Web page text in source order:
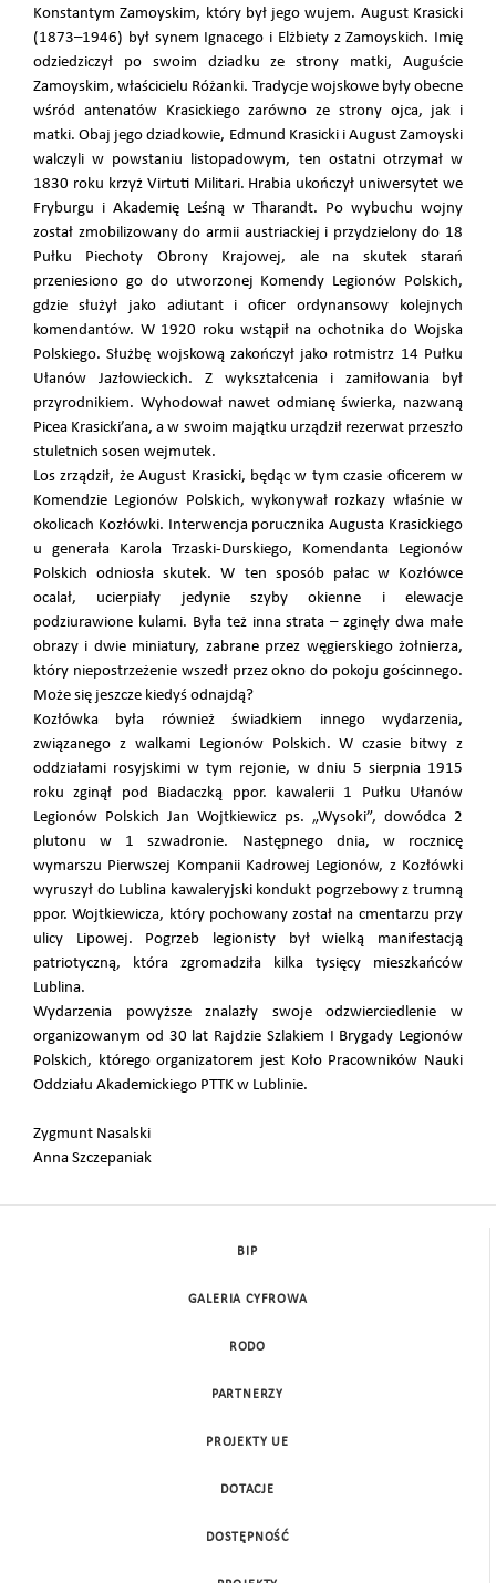
Konstantym Zamoyskim, który był jego wujem. August Krasicki
(1873–1946) był synem Ignacego i Elżbiety z Zamoyskich. Imię
odziedziczył po swoim dziadku ze strony matki, Auguście
Zamoyskim, właścicielu Różanki. Tradycje wojskowe były obecne
wśród antenatów Krasickiego zarówno ze strony ojca, jak i
matki. Obaj jego dziadkowie, Edmund Krasicki i August Zamoyski
walczyli w powstaniu listopadowym, ten ostatni otrzymał w
1830 roku krzyż Virtuti Militari. Hrabia ukończył uniwersytet we
Fryburgu i Akademię Leśną w Tharandt. Po wybuchu wojny
został zmobilizowany do armii austriackiej i przydzielony do 18
Pułku Piechoty Obrony Krajowej, ale na skutek starań
przeniesiono go do utworzonej Komendy Legionów Polskich,
gdzie służył jako adiutant i oficer ordynansowy kolejnych
komendantów. W 1920 roku wstąpił na ochotnika do Wojska
Polskiego. Służbę wojskową zakończył jako rotmistrz 14 Pułku
Ułanów Jazłowieckich. Z wykształcenia i zamiłowania był
przyrodnikiem. Wyhodował nawet odmianę świerka, nazwaną
Picea Krasicki’ana, a w swoim majątku urządził rezerwat przeszło
stuletnich sosen wejmutek.
Los zrządził, że August Krasicki, będąc w tym czasie oficerem w
Komendzie Legionów Polskich, wykonywał rozkazy właśnie w
okolicach Kozłówki. Interwencja porucznika Augusta Krasickiego
u generała Karola Trzaski-Durskiego, Komendanta Legionów
Polskich odniosła skutek. W ten sposób pałac w Kozłówce
ocalał, ucierpiały jedynie szyby okienne i elewacje
podziurawione kulami. Była też inna strata – zginęły dwa małe
obrazy i dwie miniatury, zabrane przez węgierskiego żołnierza,
który niepostrzeżenie wszedł przez okno do pokoju gościnnego.
Może się jeszcze kiedyś odnajdą?
Kozłówka była również świadkiem innego wydarzenia,
związanego z walkami Legionów Polskich. W czasie bitwy z
oddziałami rosyjskimi w tym rejonie, w dniu 5 sierpnia 1915
roku zginął pod Biadaczką ppor. kawalerii 1 Pułku Ułanów
Legionów Polskich Jan Wojtkiewicz ps. „Wysoki”, dowódca 2
plutonu w 1 szwadronie. Następnego dnia, w rocznicę
wymarszu Pierwszej Kompanii Kadrowej Legionów, z Kozłówki
wyruszył do Lublina kawaleryjski kondukt pogrzebowy z trumną
ppor. Wojtkiewicza, który pochowany został na cmentarzu przy
ulicy Lipowej. Pogrzeb legionisty był wielką manifestacją
patriotyczną, która zgromadziła kilka tysięcy mieszkańców
Lublina.
Wydarzenia powyższe znalazły swoje odzwierciedlenie w
organizowanym od 30 lat Rajdzie Szlakiem I Brygady Legionów
Polskich, którego organizatorem jest Koło Pracowników Nauki
Oddziału Akademickiego PTTK w Lublinie.
Zygmunt Nasalski
Anna Szczepaniak
BIP
GALERIA CYFROWA
RODO
PARTNERZY
PROJEKTY UE
DOTACJE
DOSTĘPNOŚĆ